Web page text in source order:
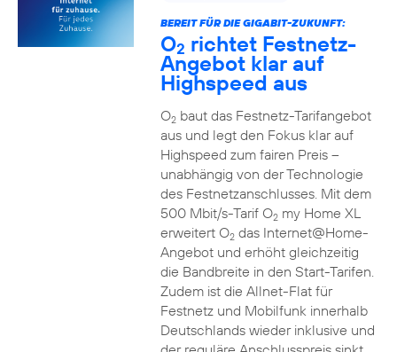
BEREIT FÜR DIE GIGABIT-ZUKUNFT:
O2 richtet Festnetz-
Angebot klar auf
Highspeed aus
O2baut das Festnetz-Tarifangebot
aus und legt den Fokus klar auf
Highspeed zum fairen Preis –
unabhängig von der Technologie
des Festnetzanschlusses. Mit dem
500 Mbit/s-Tarif O2my Home XL
erweitert O2das Internet@Home-
Angebot und erhöht gleichzeitig
die Bandbreite in den Start-Tarifen.
Zudem ist die Allnet-Flat für
Festnetz und Mobilfunk innerhalb
Deutschlands wieder inklusive und